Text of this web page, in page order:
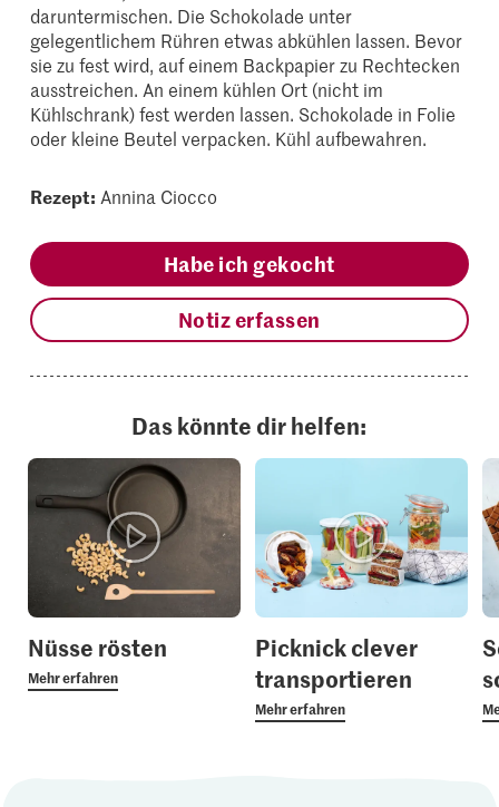
daruntermischen. Die Schokolade unter
gelegentlichem Rühren etwas abkühlen lassen. Bevor
sie zu fest wird, auf einem Backpapier zu Rechtecken
ausstreichen. An einem kühlen Ort (nicht im
Kühlschrank) fest werden lassen. Schokolade in Folie
oder kleine Beutel verpacken. Kühl aufbewahren.
Rezept: Annina Ciocco
Habe ich gekocht
Notiz erfassen
Das könnte dir helfen:
Nüsse rösten
Mehr erfahren
Picknick clever
transportieren
Mehr erfahren